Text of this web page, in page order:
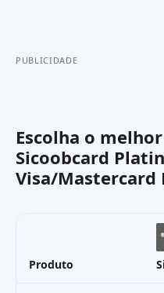
PUBLICIDADE
Escolha o
Sicoobcard
Visa/Mastercard
Produto